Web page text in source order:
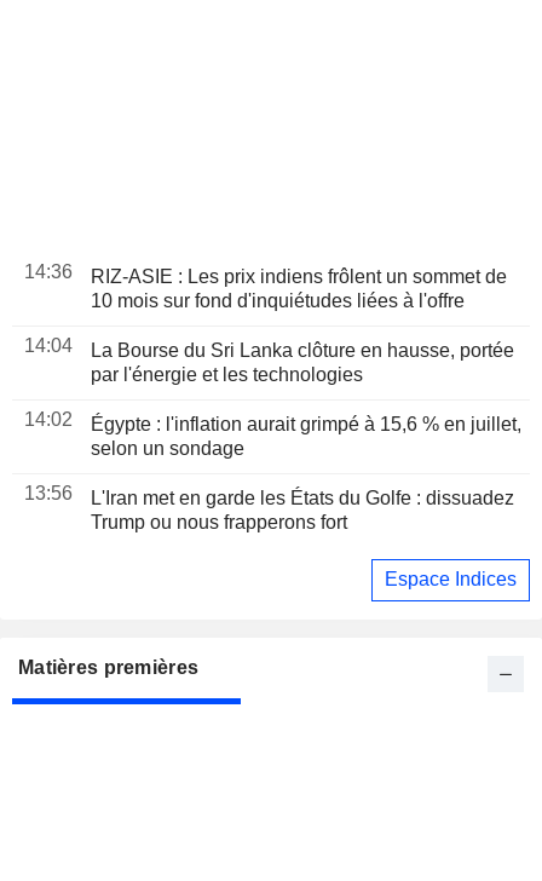
14:36
RIZ-ASIE : Les prix indiens frôlent un sommet de
10 mois sur fond d'inquiétudes liées à l'offre
14:04
La Bourse du Sri Lanka clôture en hausse, portée
par l'énergie et les technologies
14:02
Égypte : l'inflation aurait grimpé à 15,6 % en juillet,
selon un sondage
13:56
L'Iran met en garde les États du Golfe : dissuadez
Trump ou nous frapperons fort
Espace Indices
Matières premières